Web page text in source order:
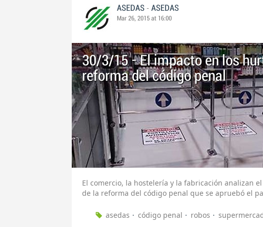
ASEDAS - ASEDAS
Mar 26, 2015 at 16:00
30/3/15 - El impacto en los
reforma del código penal
El comercio, la hostelería y la fabricación analizan
de la reforma del código penal que se apruebó el
asedas código penal robos